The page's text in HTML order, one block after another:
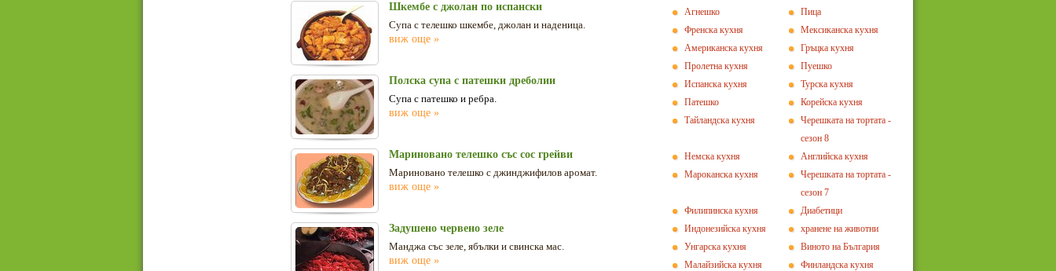
Шкембе с джолан по испански
Супа с телешко шкембе, джолан и наденица.
виж още »
Полска супа с патешки дреболии
Супа с патешко и ребра.
виж още »
Мариновано телешко със сос грейви
Мариновано телешко с джинджифилов аромат.
виж още »
Задушено червено зеле
Манджа със зеле, ябълки и свинска мас.
виж още »
Агнешко
Пица
Френска кухня
Мексиканска кухня
Американска кухня
Гръцка кухня
Пролетна кухня
Пуешко
Испанска кухня
Турска кухня
Патешко
Корейска кухня
Тайландска кухня
Черешката на тортата -
сезон 8
Немска кухня
Английска кухня
Мароканска кухня
Черешката на тортата -
сезон 7
Филипинска кухня
Диабетици
Индонезийска кухня
хранене на животни
Унгарска кухня
Виното на България
Малайзийска кухня
Финландска кухня